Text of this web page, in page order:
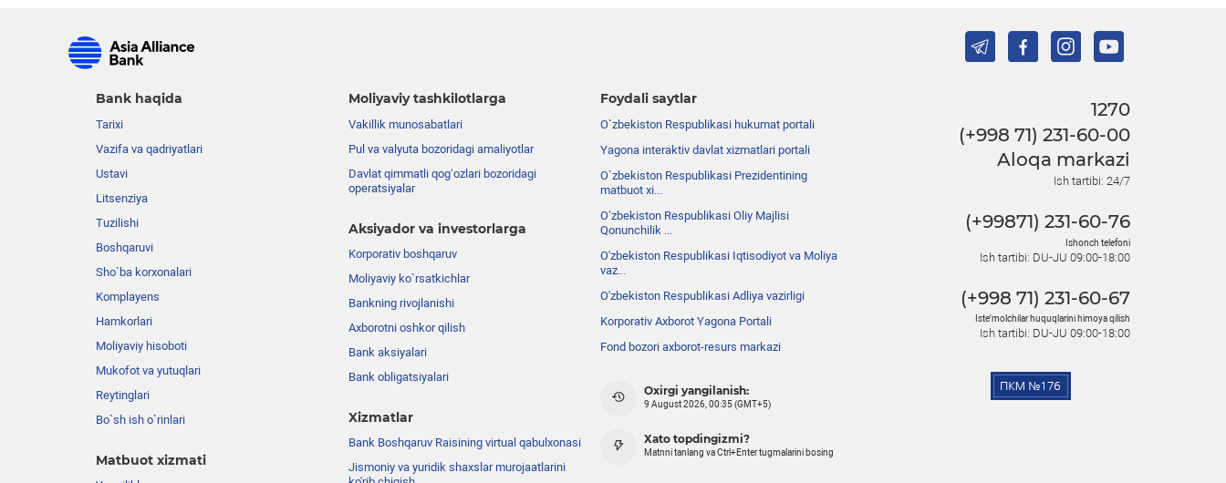
Bank haqida
Tarixi
Vazifa va qadriyatlari
Ustavi
Litsenziya
Tuzilishi
Boshqaruvi
Sho`ba korxonalari
Komplayens
Hamkorlari
Moliyaviy hisoboti
Mukofot va yutuqlari
Reytinglari
Bo`sh ish o`rinlari
Matbuot xizmati
Moliyaviy tashkilotlarga
Vakillik munosabatlari
Pul va valyuta bozoridagi amaliyotlar
Davlat qimmatli qog‘ozlari bozoridagi
operatsiyalar
Aksiyador va investorlarga
Korporativ boshqaruv
Moliyaviy ko`rsatkichlar
Bankning rivojlanishi
Axborotni oshkor qilish
Bank aksiyalari
Bank obligatsiyalari
Xizmatlar
Bank Boshqaruv Raisining virtual qabulxonasi
Jismoniy va yuridik shaxslar murojaatlarini
Foydali saytlar
O`zbekiston Respublikasi hukumat portali
Yagona interaktiv davlat xizmatlari portali
O`zbekiston Respublikasi Prezidentining
matbuot xi...
Oʼzbekiston Respublikasi Oliy Majlisi
Qonunchilik ...
O'zbekiston Respublikasi Iqtisodiyot va Moliya
vaz...
O'zbekiston Respublikasi Adliya vazirligi
Korporativ Axborot Yagona Portali
Fond bozori axborot-resurs markazi
Oxirgi yangilanish:
9 August 2026, 00:35 (GMT+5)
Xato topdingizmi?
Matnni tanlang va Ctrl+Enter tugmalarini bosing
1270
(+998 71) 231-60-00
Aloqa markazi
Ish tartibi: 24/7
(+99871) 231-60-76
Ishonch telefoni
Ish tartibi: DU-JU 09:00-18:00
(+998 71) 231-60-67
Iste'molchilar huquqlarini himoya qilish
Ish tartibi: DU-JU 09:00-18:00